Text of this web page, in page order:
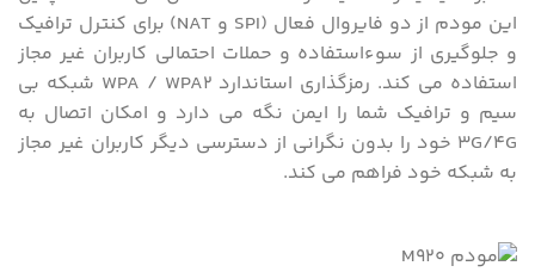
این مودم از دو فایروال فعال (SPI و NAT) برای کنترل ترافیک
و جلوگیری از سوءاستفاده و حملات احتمالی کاربران غیر مجاز
استفاده می کند. رمزگذاری استاندارد WPA / WPA2 شبکه بی
سیم و ترافیک شما را ایمن نگه می دارد و امکان اتصال به
3G/4G خود را بدون نگرانی از دسترسی دیگر کاربران غیر مجاز
به شبکه خود فراهم می کند.